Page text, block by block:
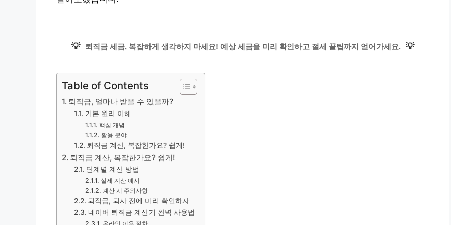
💡 퇴직금 세금, 복잡하게 생각하지 마세요! 예상 세금을 미리 확인하고 절세 꿀팁까지 얻어가세요. 💡
Table of Contents
퇴직금, 얼마나 받을 수 있을까?
기본 원리 이해
핵심 개념
활용 분야
퇴직금 계산, 복잡한가요? 쉽게!
퇴직금 계산, 복잡한가요? 쉽게!
단계별 계산 방법
실제 계산 예시
계산 시 주의사항
퇴직금, 퇴사 전에 미리 확인하자
네이버 퇴직금 계산기 완벽 사용법